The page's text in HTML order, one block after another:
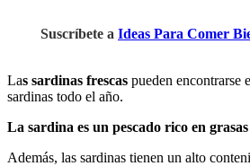
Suscríbete a Ideas Para Comer
Las sardinas frescas pueden encontrarse
sardinas todo el año.
La sardina es un pescado rico en
Además, las sardinas tienen un alto